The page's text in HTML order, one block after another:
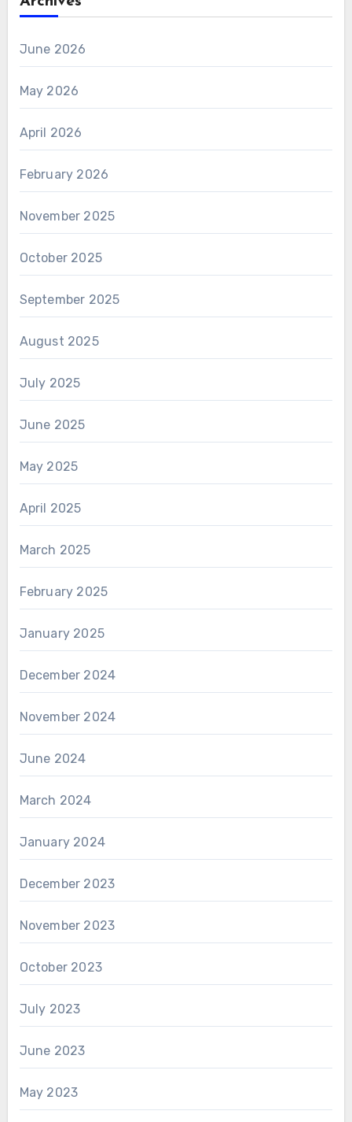
June 2026
May 2026
April 2026
February 2026
November 2025
October 2025
September 2025
August 2025
July 2025
June 2025
May 2025
April 2025
March 2025
February 2025
January 2025
December 2024
November 2024
June 2024
March 2024
January 2024
December 2023
November 2023
October 2023
July 2023
June 2023
May 2023